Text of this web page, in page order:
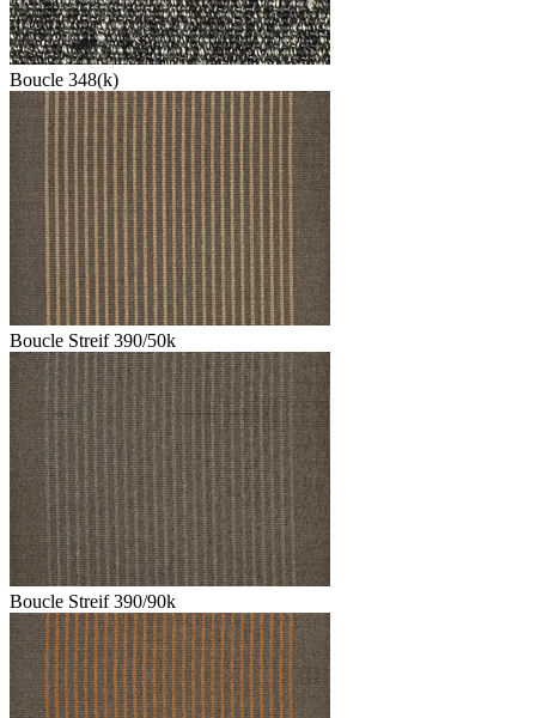
Boucle 348(k)
Boucle Streif 390/50k
Boucle Streif 390/90k